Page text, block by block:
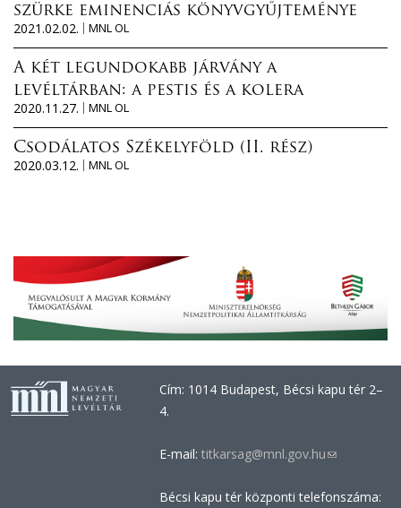
szürke eminenciás könyvgyűjteménye
2021.02.02.
MNL OL
A két legundokabb járvány a
levéltárban: a pestis és a kolera
2020.11.27.
MNL OL
Csodálatos Székelyföld (II. rész)
2020.03.12.
MNL OL
Cím: 1014 Budapest, Bécsi kapu tér 2–
4.
E-mail: titkarsag@mnl.gov.hu(link
e-
Bécsi kapu tér központi telefonszáma: